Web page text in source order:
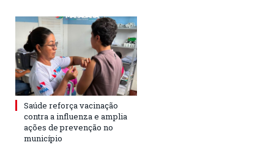
Saúde reforça vacinação
contra a influenza e amplia
ações de prevenção no
município